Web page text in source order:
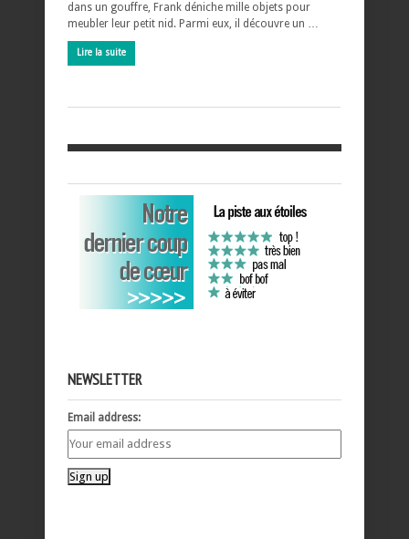
dans un gouffre, Frank déniche mille objets pour
meubler leur petit nid. Parmi eux, il découvre un …
Lire la suite
NEWSLETTER
Email address: